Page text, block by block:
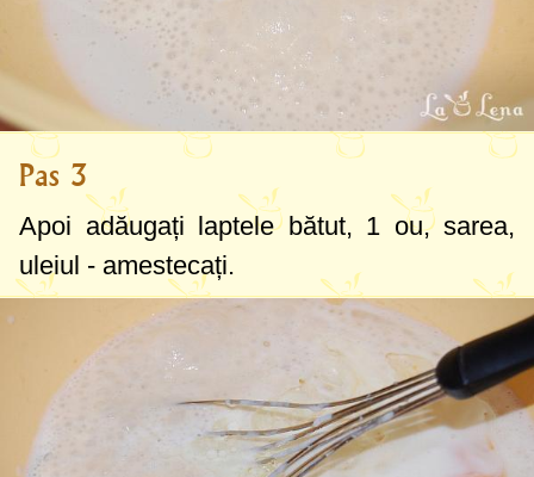
Pas 3
Apoi adăugați laptele bătut, 1 ou, sarea,
uleiul - amestecați.